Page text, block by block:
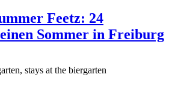
Feetz: 24
Sommer in Freiburg
stays at the biergarten